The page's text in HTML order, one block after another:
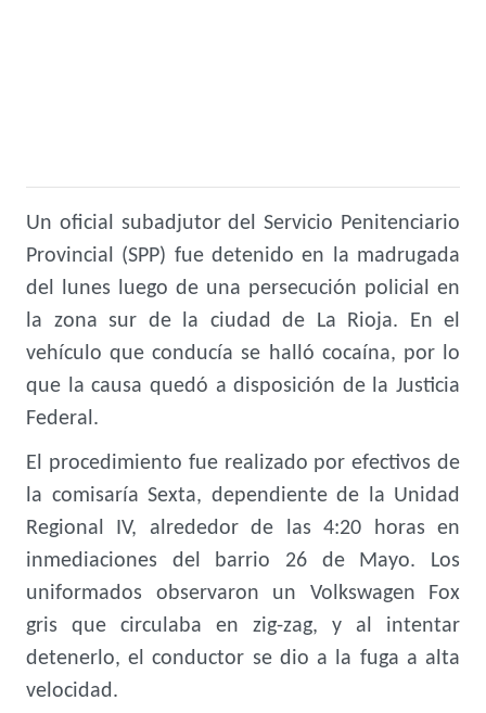
Un oficial subadjutor del Servicio Penitenciario
Provincial (SPP) fue detenido en la madrugada
del lunes luego de una persecución policial en
la zona sur de la ciudad de La Rioja. En el
vehículo que conducía se halló cocaína, por lo
que la causa quedó a disposición de la Justicia
Federal.
El procedimiento fue realizado por efectivos de
la comisaría Sexta, dependiente de la Unidad
Regional IV, alrededor de las 4:20 horas en
inmediaciones del barrio 26 de Mayo. Los
uniformados observaron un Volkswagen Fox
gris que circulaba en zig-zag, y al intentar
detenerlo, el conductor se dio a la fuga a alta
velocidad.